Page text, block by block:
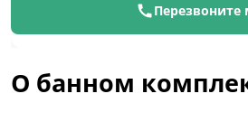
Перезвоните
О банном